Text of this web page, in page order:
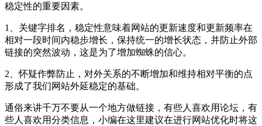
稳定性的重要因素。
1、关键字排名，稳定性意味着网站的更新速度和更新频率在
相对一段时间内稳步增长，保持统一的增长状态，并防止外部
链接的突然波动，这是为了增加蜘蛛的信心。
2、怀疑作弊防止，对外关系的不断增加和维持相对平衡的点
形成了我们网站外延稳定的基础。
通俗来讲千万不要从一个地方做链接，有些人喜欢用论坛，有
些人喜欢用分类信息，小编在这里建议在进行网站优化时将这